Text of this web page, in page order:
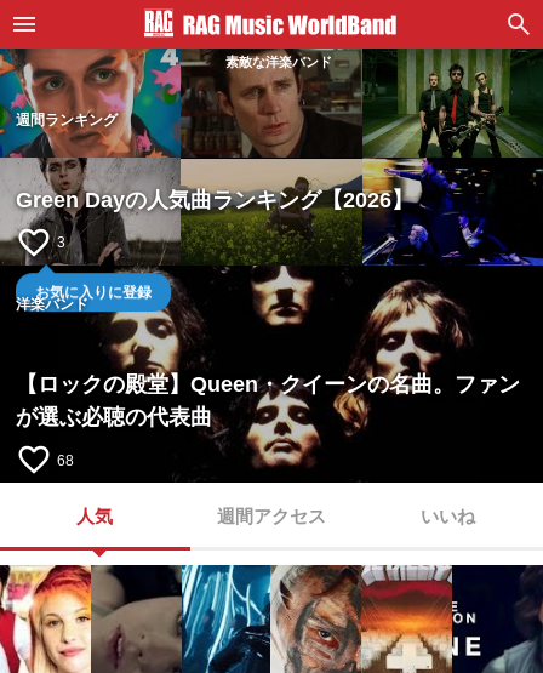
素敵な洋楽バンド
週間ランキング
Green Dayの人気曲ランキング【2026】
favorite_border 3
お気に入りに登録
洋楽バンド
【ロックの殿堂】Queen・クイーンの名曲。ファン
が選ぶ必聴の代表曲
favorite_border 68
人気 週間アクセス いいね